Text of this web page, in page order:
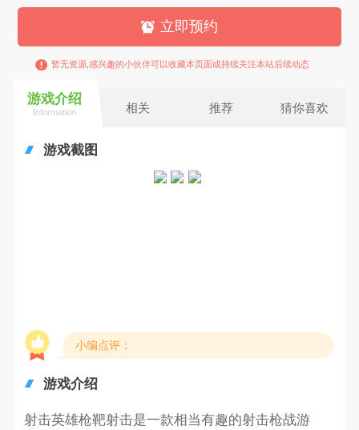
立即预约
暂无资源,感兴趣的小伙伴可以收藏本页面或持续关注本站后续动态
游戏介绍
Information 相关 推荐 猜你喜欢
游戏截图
小编点评：
游戏介绍
射击英雄枪靶射击是一款相当有趣的射击枪战游